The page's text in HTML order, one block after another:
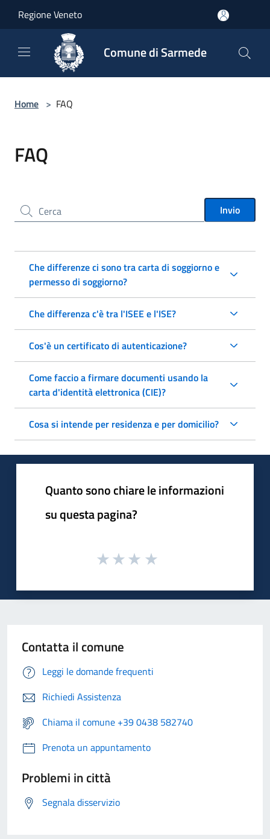
Regione Veneto
Comune di Sarmede
Home > FAQ
FAQ
Cerca nel sito Invio
Che differenze ci sono tra carta di soggiorno e
permesso di soggiorno?
Che differenza c'è tra l'ISEE e l'ISE?
Cos'è un certificato di autenticazione?
Come faccio a firmare documenti usando la
carta d'identità elettronica (CIE)?
Cosa si intende per residenza e per domicilio?
Quanto sono chiare le informazioni
su questa pagina?
Contatta il comune
Leggi le domande frequenti
Richiedi Assistenza
Chiama il comune +39 0438 582740
Prenota un appuntamento
Problemi in città
Segnala disservizio